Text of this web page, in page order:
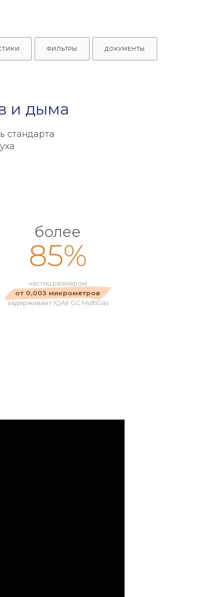
ФИЛЬТРЫ ДОКУМЕНТЫ
и дыма
стандарта
более
85%
частиц размером
от 0,003 микрометров
задерживает IQAir GC MultiGas